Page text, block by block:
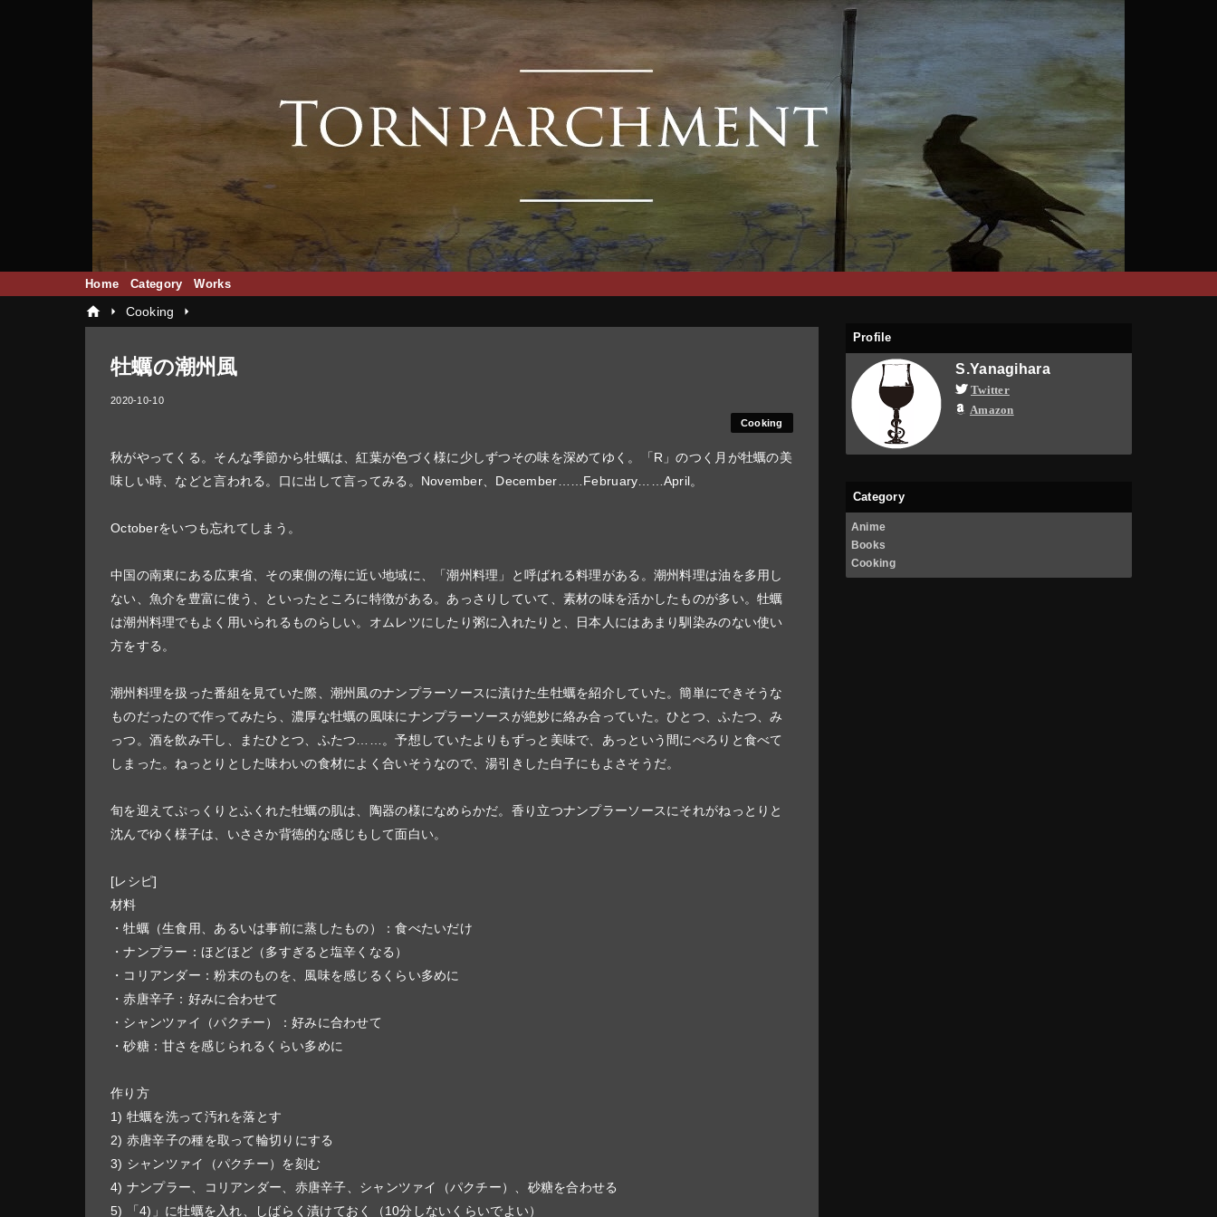
Home Category Works
home arrow_right Cooking arrow_right
牡蠣の潮州風
2020-10-10
Cooking
秋がやってくる。そんな季節から牡蠣は、紅葉が色づく様に少しずつその味を深めてゆく。「R」のつく月が牡蠣の美
味しい時、などと言われる。口に出して言ってみる。November、December……February……April。
Octoberをいつも忘れてしまう。
中国の南東にある広東省、その東側の海に近い地域に、「潮州料理」と呼ばれる料理がある。潮州料理は油を多用し
ない、魚介を豊富に使う、といったところに特徴がある。あっさりしていて、素材の味を活かしたものが多い。牡蠣
は潮州料理でもよく用いられるものらしい。オムレツにしたり粥に入れたりと、日本人にはあまり馴染みのない使い
方をする。
潮州料理を扱った番組を見ていた際、潮州風のナンプラーソースに漬けた生牡蠣を紹介していた。簡単にできそうな
ものだったので作ってみたら、濃厚な牡蠣の風味にナンプラーソースが絶妙に絡み合っていた。ひとつ、ふたつ、み
っつ。酒を飲み干し、またひとつ、ふたつ……。予想していたよりもずっと美味で、あっという間にぺろりと食べて
しまった。ねっとりとした味わいの食材によく合いそうなので、湯引きした白子にもよさそうだ。
旬を迎えてぷっくりとふくれた牡蠣の肌は、陶器の様になめらかだ。香り立つナンプラーソースにそれがねっとりと
沈んでゆく様子は、いささか背徳的な感じもして面白い。
[レシピ]
材料
・牡蠣（生食用、あるいは事前に蒸したもの）：食べたいだけ
・ナンプラー：ほどほど（多すぎると塩辛くなる）
・コリアンダー：粉末のものを、風味を感じるくらい多めに
・赤唐辛子：好みに合わせて
・シャンツァイ（パクチー）：好みに合わせて
・砂糖：甘さを感じられるくらい多めに
作り方
1) 牡蠣を洗って汚れを落とす
2) 赤唐辛子の種を取って輪切りにする
3) シャンツァイ（パクチー）を刻む
4) ナンプラー、コリアンダー、赤唐辛子、シャンツァイ（パクチー）、砂糖を合わせる
5) 「4)」に牡蠣を入れ、しばらく漬けておく（10分しないくらいでよい）
Profile
S.Yanagihara
Twitter
Amazon
Category
Anime
Books
Cooking